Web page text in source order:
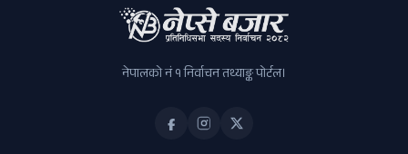
नेपालको नं १ निर्वाचन तथ्याङ्क पोर्टल।